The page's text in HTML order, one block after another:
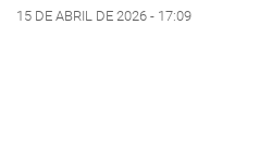
15 DE ABRIL DE 2026 - 17:09